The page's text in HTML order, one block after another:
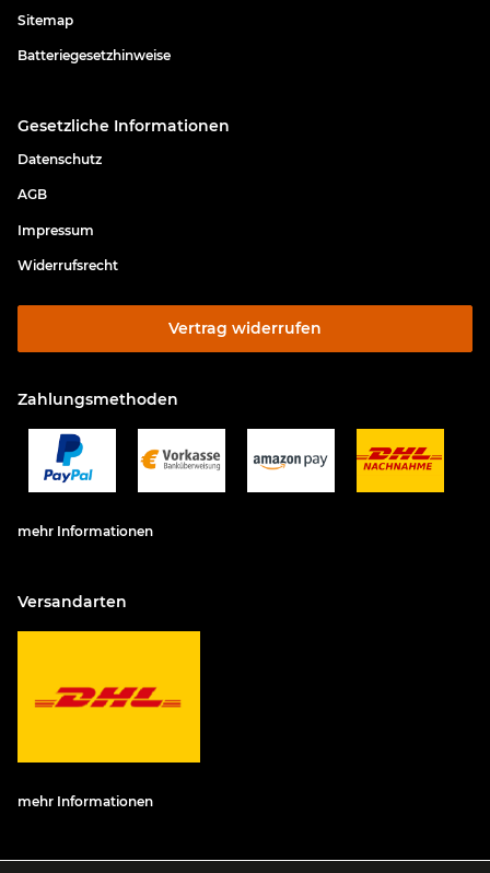
Sitemap
Batteriegesetzhinweise
Gesetzliche Informationen
Datenschutz
AGB
Impressum
Widerrufsrecht
Vertrag widerrufen
Zahlungsmethoden
mehr Informationen
Versandarten
mehr Informationen